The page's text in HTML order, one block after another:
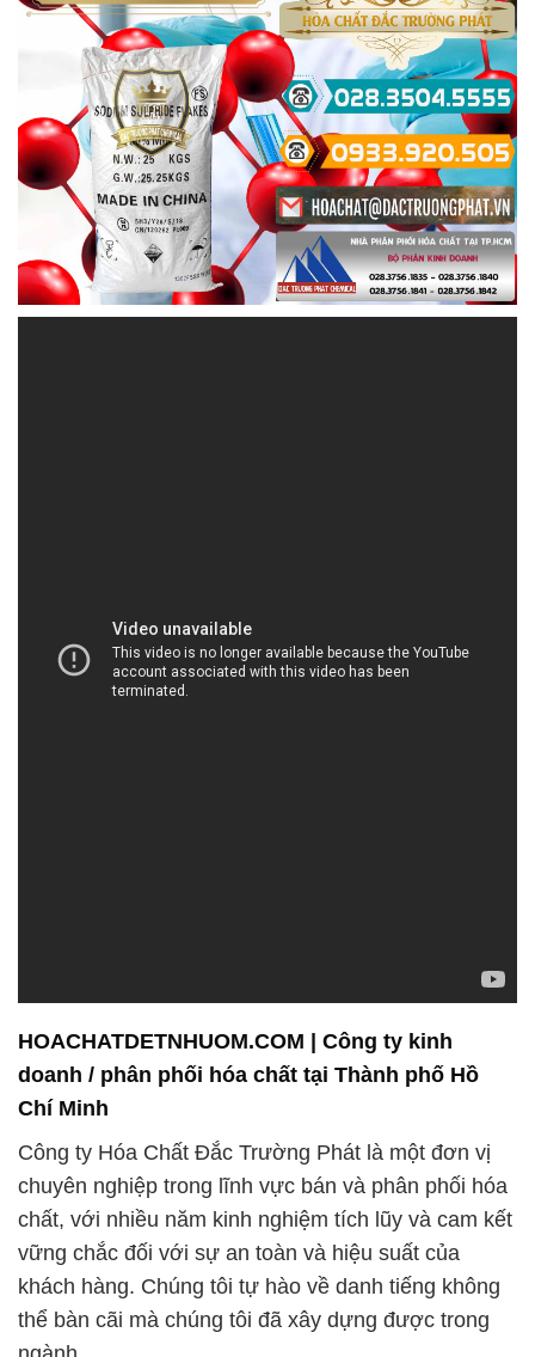
khách hàng. Chúng tôi tự hào về danh tiếng không
thể bàn cãi mà chúng tôi đã xây dựng được trong
Chúng tôi không chỉ coi trọng chất lượng của sản
phẩm mà còn đặt sự tuân thủ các tiêu chuẩn về bảo
vệ môi trường làm ưu tiên hàng đầu trong quá trình
sản xuất. Đội ngũ chuyên gia giàu kinh nghiệm của
chúng tôi không ngừng nỗ lực để đưa ra những giải
pháp sáng tạo và hiệu quả nhất, đồng thời cung cấp
dịch vụ chuyên nghiệp, tư vấn kỹ thuật và hỗ trợ
sau bán hàng đảm bảo rằng khách hàng luôn hài